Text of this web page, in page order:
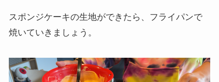
スポンジケーキの生地ができたら、フライパンで
焼いていきましょう。